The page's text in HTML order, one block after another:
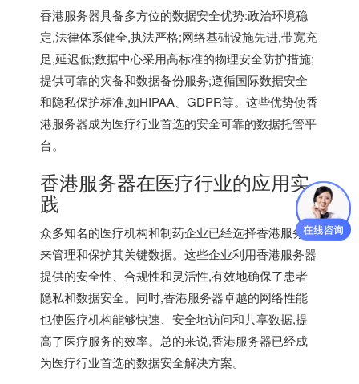
香港服务器具备多方位的数据安全优势:政治环境稳
定,法律体系健全,执法严格;网络基础设施先进,带宽充
足,延迟低;数据中心采用高标准的物理安全防护措施;
提供可靠的灾备和数据备份服务;遵循国际数据安全
和隐私保护标准,如HIPAA、GDPR等。这些优势使香
港服务器成为医疗行业首选的安全可靠的数据托管平
台。
香港服务器在医疗行业的应用实
践
众多知名的医疗机构和制药企业已经选择香港服务器
来管理和保护其关键数据。这些企业利用香港服务器
提供的安全性、合规性和灵活性,有效地确保了患者
隐私和数据安全。同时,香港服务器卓越的网络性能
也使医疗机构能够快速、安全地访问和共享数据,提
高了医疗服务的效率。总的来说,香港服务器已经成
为医疗行业首选的数据安全解决方案。